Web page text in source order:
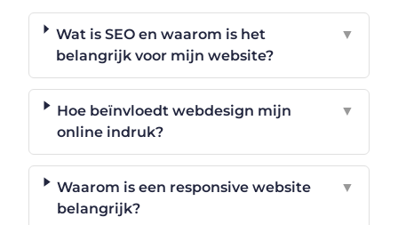
Wat is SEO en waarom is het
belangrijk voor mijn website?
▼
Hoe beïnvloedt webdesign mijn
online indruk?
▼
Waarom is een responsive website
belangrijk?
▼